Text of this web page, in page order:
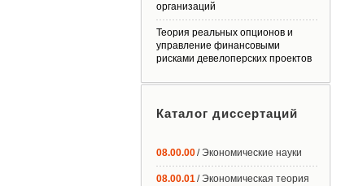
организаций
Теория реальных опционов и
управление финансовыми
рисками девелоперских проектов
Каталог диссертаций
08.00.00/ Экономические науки
08.00.01/ Экономическая теория